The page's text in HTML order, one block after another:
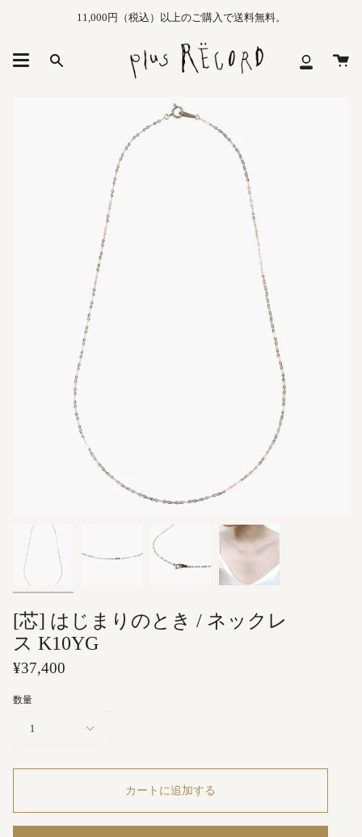
11,000円（税込）以上のご購入で送料無料。
Search
マ
カ
[芯] はじまりのとき / ネックレ
ス K10YG
¥37,400
数量
1
カートに追加する